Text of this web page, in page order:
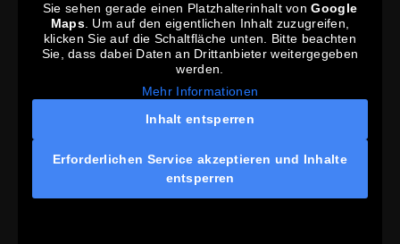
Sie sehen gerade einen Platzhalterinhalt vonGoogle
Maps. Um auf den eigentlichen Inhalt zuzugreifen,
klicken Sie auf die Schaltfläche unten. Bitte beachten
Sie, dass dabei Daten an Drittanbieter weitergegeben
werden.
Mehr Informationen
Inhalt entsperren
Erforderlichen Service akzeptieren und Inhalte
entsperren